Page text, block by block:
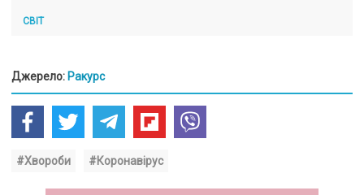
СВІТ
Джерело: Ракурс
#Хвороби #Коронавірус